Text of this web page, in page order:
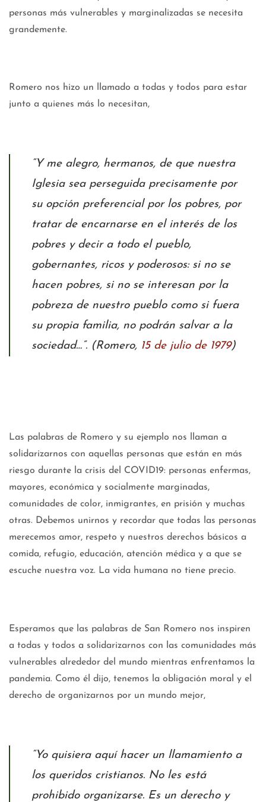
personas más vulnerables y marginalizadas se necesita
grandemente.
Romero nos hizo un llamado a todas y todos para estar
junto a quienes más lo necesitan,
“Y me alegro, hermanos, de que nuestra
Iglesia sea perseguida precisamente por
su opción preferencial por los pobres, por
tratar de encarnarse en el interés de los
pobres y decir a todo el pueblo,
gobernantes, ricos y poderosos: si no se
hacen pobres, si no se interesan por la
pobreza de nuestro pueblo como si fuera
su propia familia, no podrán salvar a la
sociedad…”. (Romero, 15 de julio de 1979)
Las palabras de Romero y su ejemplo nos llaman a
solidarizarnos con aquellas personas que están en más
riesgo durante la crisis del COVID19: personas enfermas,
mayores, económica y socialmente marginadas,
comunidades de color, inmigrantes, en prisión y muchas
otras. Debemos unirnos y recordar que todas las personas
merecemos amor, respeto y nuestros derechos básicos a
comida, refugio, educación, atención médica y a que se
escuche nuestra voz. La vida humana no tiene precio.
Esperamos que las palabras de San Romero nos inspiren
a todas y todos a solidarizarnos con las comunidades más
vulnerables alrededor del mundo mientras enfrentamos la
pandemia. Como él dijo, tenemos la obligación moral y el
derecho de organizarnos por un mundo mejor,
“Yo quisiera aquí hacer un llamamiento a
los queridos cristianos. No les está
prohibido organizarse. Es un derecho y